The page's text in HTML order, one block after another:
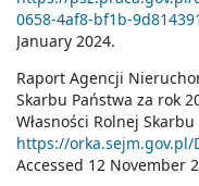
0658-4af8-bf1b-
January 2024.
Raport Agencji
Skarbu Państwa za rok
Własności Rolnej
https://orka.sejm.gov.pl/Druki8ka.nsf/
Accessed 12 November